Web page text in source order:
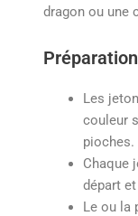
dragon ou une
Les
couleur
pioches.
Chaque
départ
Le ou la